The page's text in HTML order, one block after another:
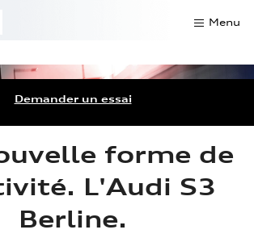
Menu
Demander un essai
forme de
L'Audi S3
Berline.